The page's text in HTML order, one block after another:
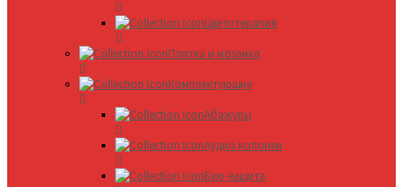
Цветотерапия
Плитка и мозаика
Комплектующие
Абажуры
Аудио колонки
Био-защита